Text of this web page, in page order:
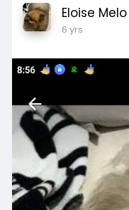
Eloise Melo
6 yrs